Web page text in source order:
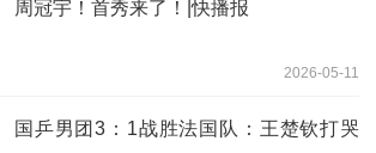
周冠宇！首秀来了！|快播报
2026-05-11
国乒男团3：1战胜法国队：王楚钦打哭